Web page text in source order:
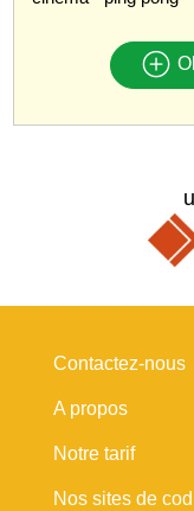
Contactez-nous
A propos
Notre tarif
Nos sites de